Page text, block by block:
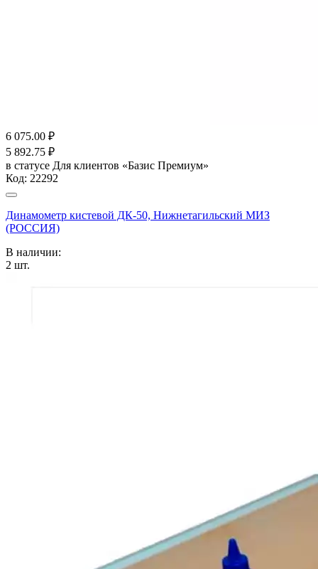
6 075.00 ₽
5 892.75 ₽
в статусе Для клиентов «Базис Премиум»
Код: 22292
Динамометр кистевой ДК-50, Нижнетагильский МИЗ
(РОССИЯ)
В наличии:
2 шт.